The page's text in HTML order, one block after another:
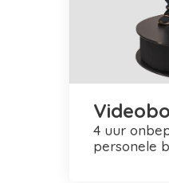
4 uur onbeperkt video's maken +
personele